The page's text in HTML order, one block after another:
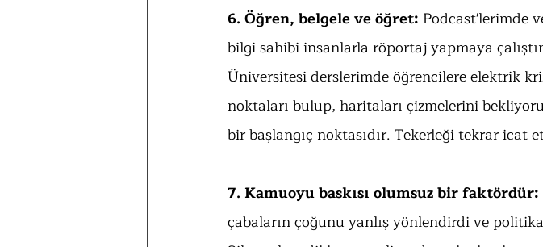
6. Öğren, belgele ve öğret: Podcast'lerimde
bilgi sahibi insanlarla röportaj yapmaya
Üniversitesi derslerimde öğrencilere elektrik
noktaları bulup, haritaları çizmelerini
bir başlangıç noktasıdır. Tekerleği tekrar icat
7. Kamuoyu baskısı olumsuz bir faktördür:
çabaların çoğunu yanlış yönlendirdi ve